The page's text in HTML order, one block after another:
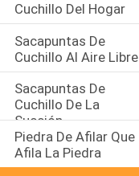
Cuchillo Del Hogar
Sacapuntas De
Cuchillo Al Aire Libre
Sacapuntas De
Cuchillo De La
Succión
Piedra De Afilar Que
Afila La Piedra